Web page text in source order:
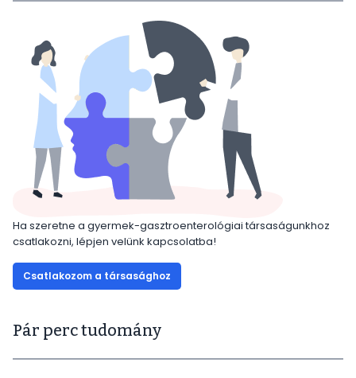
Ha szeretne a gyermek-gasztroenterológiai társaságunkhoz
csatlakozni, lépjen velünk kapcsolatba!
Csatlakozom a társasághoz
Pár perc tudomány